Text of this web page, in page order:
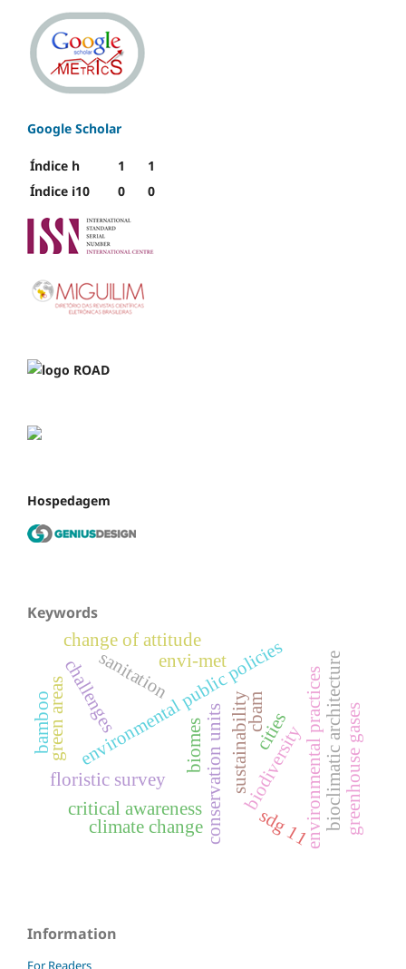
Google Scholar
Índice h 1
1
Índice i10
0 0
Hospedagem
Keywords
environmental public policies
biodiversity
biomes
floristic survey conservation unitssustainability environmental practices
challenges
critical awareness sdg 11
envi-met
climate change
change of attitude
cities bioclimatic architecture
cbam greenhouse gases
sanitation
green areas
bamboo
Information
For Readers